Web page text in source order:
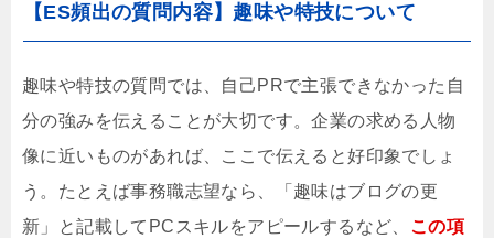
【ES頻出の質問内容】趣味や特技について
趣味や特技の質問では、自己PRで主張できなかった自
分の強みを伝えることが大切です。企業の求める人物
像に近いものがあれば、ここで伝えると好印象でしょ
う。たとえば事務職志望なら、「趣味はブログの更
新」と記載してPCスキルをアピールするなど、 この項